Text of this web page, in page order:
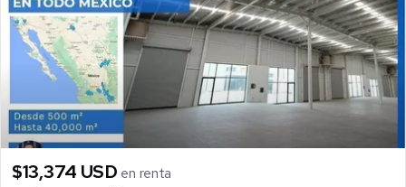
$13,374 USD en renta